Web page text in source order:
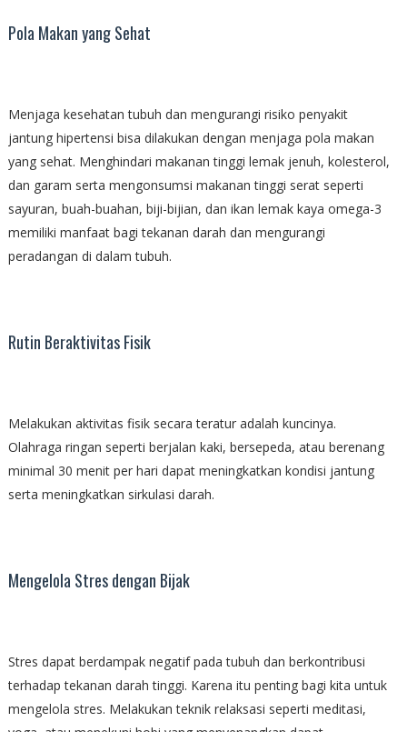
Pola Makan yang Sehat
Menjaga kesehatan tubuh dan mengurangi risiko penyakit
jantung hipertensi bisa dilakukan dengan menjaga pola makan
yang sehat. Menghindari makanan tinggi lemak jenuh, kolesterol,
dan garam serta mengonsumsi makanan tinggi serat seperti
sayuran, buah-buahan, biji-bijian, dan ikan lemak kaya omega-3
memiliki manfaat bagi tekanan darah dan mengurangi
peradangan di dalam tubuh.
Rutin Beraktivitas Fisik
Melakukan aktivitas fisik secara teratur adalah kuncinya.
Olahraga ringan seperti berjalan kaki, bersepeda, atau berenang
minimal 30 menit per hari dapat meningkatkan kondisi jantung
serta meningkatkan sirkulasi darah.
Mengelola Stres dengan Bijak
Stres dapat berdampak negatif pada tubuh dan berkontribusi
terhadap tekanan darah tinggi. Karena itu penting bagi kita untuk
mengelola stres. Melakukan teknik relaksasi seperti meditasi,